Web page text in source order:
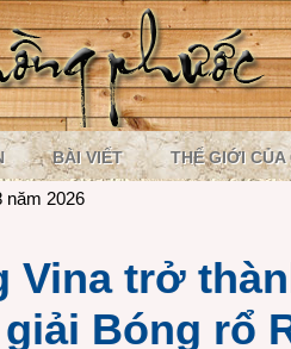
BÀI VIẾT THẾ GIỚI CỦA
năm 2026
Vina trở
Bóng rổ